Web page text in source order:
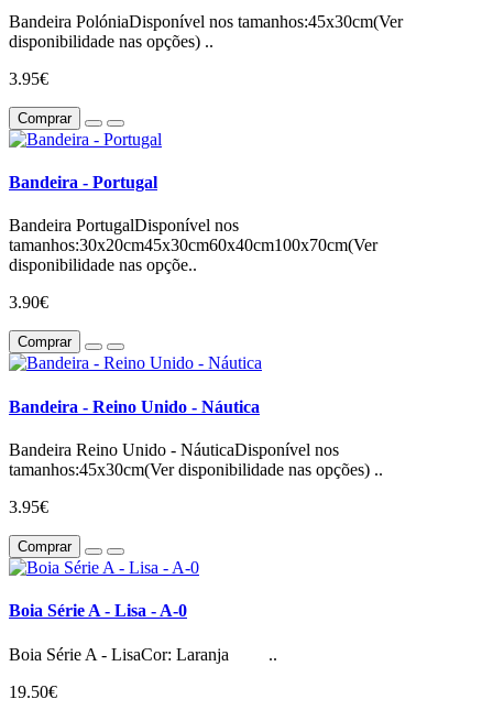
Bandeira PolóniaDisponível nos tamanhos:45x30cm(Ver
disponibilidade nas opções) ..
3.95€
Comprar
Bandeira - Portugal
Bandeira PortugalDisponível nos
tamanhos:30x20cm45x30cm60x40cm100x70cm(Ver
disponibilidade nas opçõe..
3.90€
Comprar
Bandeira - Reino Unido - Náutica
Bandeira Reino Unido - NáuticaDisponível nos
tamanhos:45x30cm(Ver disponibilidade nas opções) ..
3.95€
Comprar
Boia Série A - Lisa - A-0
Boia Série A - LisaCor: Laranja ..
19.50€